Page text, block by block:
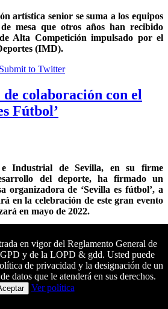
artística senior se suma a los equipos
mesa que otros años han recibido
Alta Competición impulsado por el
(IMD).
colaboración con el
Fútbol’
Industrial de Sevilla, en su firme
del deporte, ha firmado un
organizadora de ‘Sevilla es fútbol’, a
en la celebración de este gran evento
en mayo de 2022.
“un museo efímero de
principales
en vigor del Reglamento General de
y de la LOPD & gdd. Usted puede
de privacidad y la designación de un
datos que le atenderá en sus derechos.
Ver política